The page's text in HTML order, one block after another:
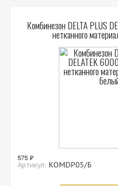
Комбинезон DELTA PLUS
нетканного
575 ₽
Артикул: КОМDP05/Б